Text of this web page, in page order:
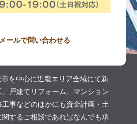
メールで問い合わせる
を中心に近畿エリア全域にて新
戸建てリフォーム、マンション
事などのほかにも資金計画・土
するご相談であればなんでも承